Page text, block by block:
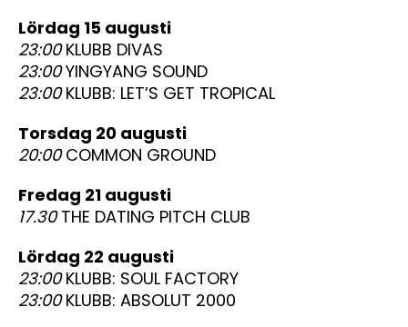
lördag 15 augusti
23:00KLUBB DIVAS
23:00YINGYANG SOUND
23:00KLUBB: LET’S GET TROPICAL
torsdag 20 augusti
20:00COMMON GROUND
fredag 21 augusti
17.30THE DATING PITCH CLUB
lördag 22 augusti
23:00KLUBB: SOUL FACTORY
23:00KLUBB: ABSOLUT 2000